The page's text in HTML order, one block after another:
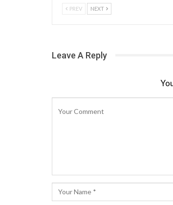
PREV NEXT
Leave A Reply